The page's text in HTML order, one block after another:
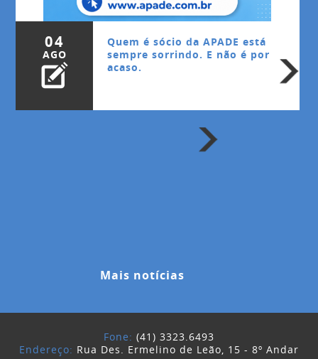
04
AGO
Quem é sócio da APADE está
sempre sorrindo. E não é por
acaso.
Mais notícias
Fone: (41) 3323.6493
Endereço: Rua Des. Ermelino de Leão, 15 - 8º Andar